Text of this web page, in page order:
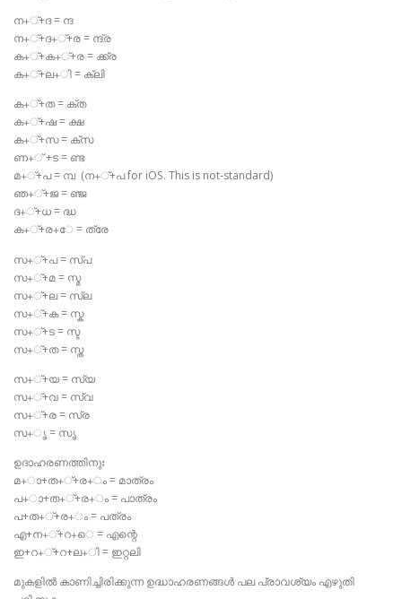
ന+്+ദ = ന്ദ
ന+്+ദ+്+ര = ന്ദ്ര
ക+്+ക+്+ര = ക്ക്ര
ക+്+ല+ി = ക്ലി
ക+്+ത = ക്ത
ക+്+ഷ = ക്ഷ
ക+്+സ = ക്സ
ണ+് +ട = ണ്ട
മ+്+പ = മ്പ (ന+്+പ for iOS. This is not-standard)
ഞ+്+ജ = ഞ്ജ
ദ+്+ധ = ദ്ധ
ക+്+ര+േ = ത്രേ
സ+്+പ = സ്പ
സ+്+മ = സ്മ
സ+്+ല = സ്ല
സ+്+ക = സ്ക
സ+്+ട = സ്ട
സ+്+ത = സ്ത
സ+്+യ = സ്യ
സ+്+വ = സ്വ
സ+്+ര = സ്ര
സ+ൃ = സൃ
ഉദാഹരണത്തിനുഃ
മ+ാ+ത+്+ര+ം = മാത്രം
പ+ാ+ത+്+ര+ം = പാത്രം
പ+ത+്+ര+ം = പത്രം
എ+ന+്+റ+െ = എന്റെ
ഇ+റ+്+റ+ല+ി = ഇറ്റലി
മുകളിൽ കാണിച്ചിരിക്കുന്ന ഉദ്ധാഹരണങ്ങൾ പല പ്രാവശ്യം എഴുതി